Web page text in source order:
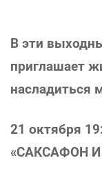
В эти
приглашает
насладиться
21 октября
«САКСАФОН